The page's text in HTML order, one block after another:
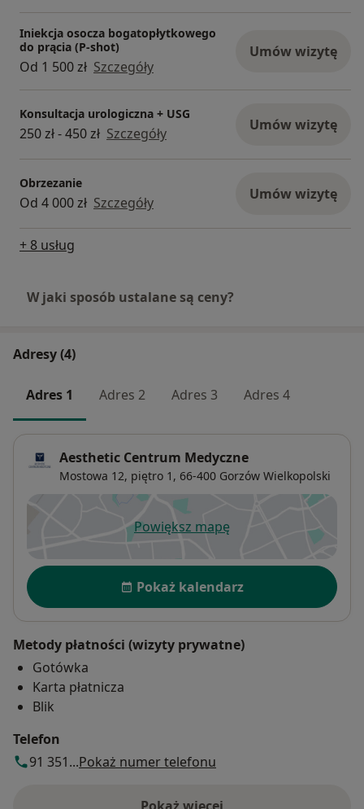
Iniekcja osocza bogatopłytkowego
do prącia (P-shot)
Od 1 500 zł Szczegóły
Umów wizytę
Konsultacja urologiczna + USG
250 zł - 450 zł Szczegóły Umów wizytę
Obrzezanie
Od 4 000 zł Szczegóły Umów wizytę
+ 8 usług
W jaki sposób ustalane są ceny?
Adresy (4)
Adres 1 Adres 2 Adres 3 Adres 4
Aesthetic Centrum Medyczne
Mostowa 12, piętro 1, 66-400 Gorzów Wielkopolski
Powiększ mapęotwiera się w nowej karcie
Dostępność
Pokaż kalendarz
Metody płatności (wizyty prywatne)
Gotówka
Karta płatnicza
Blik
Telefon
91 351...Pokaż numer telefonu